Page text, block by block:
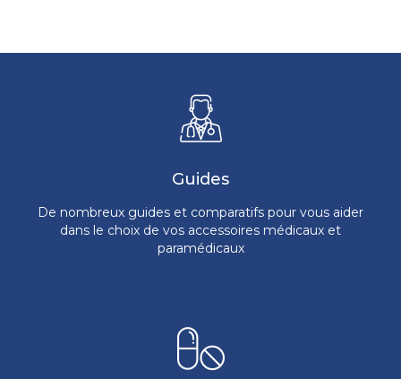
Guides
De nombreux guides et comparatifs pour vous aider
dans le choix de vos accessoires médicaux et
paramédicaux